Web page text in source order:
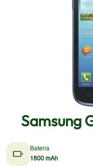
Samsung
Bateria
1800 mAh